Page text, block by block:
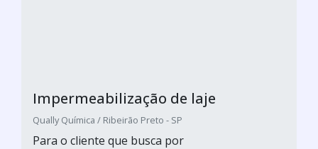
Impermeabilização de laje
Qually Química / Ribeirão Preto - SP
Para o cliente que busca por